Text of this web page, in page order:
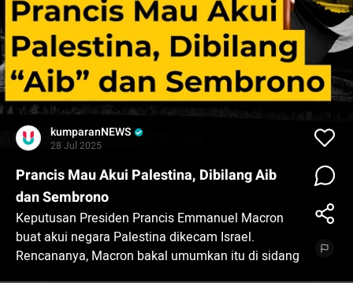
kumparanNEWS
28 Jul 2025
Prancis Mau Akui Palestina, Dibilang Aib
dan Sembrono
Keputusan Presiden Prancis Emmanuel Macron
buat akui negara Palestina dikecam Israel.
Rencananya, Macron bakal umumkan itu di sidang